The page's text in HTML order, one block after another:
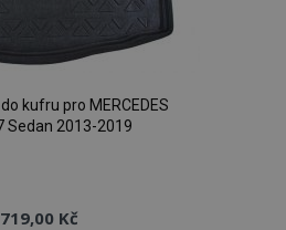
kufru pro MERCEDES
Sedan 2013-2019
719,00 Kč